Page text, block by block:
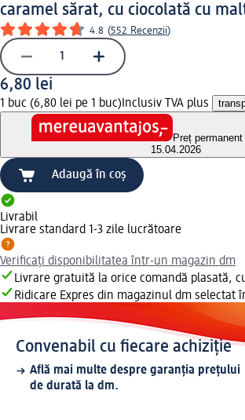
caramel sărat, cu ciocolată cu
4.8 (552 Recenzii)
6,80 lei
1 buc (6,80 lei pe 1 buc) Inclusiv TVA plus
Preț permanent
15.04.2026
Adaugă în coș
Livrabil
Livrare standard 1-3 zile lucrătoare
Verificați disponibilitatea într-un magazin dm
Livrare gratuită la orice comandă plasată,
Ridicare Expres din magazinul dm selectat
Convenabil cu fiecare achiziție
Află mai multe despre garanția prețului
de durată la dm.